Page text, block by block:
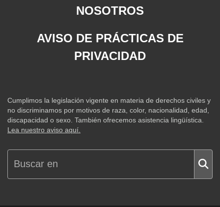
NOSOTROS
AVISO DE PRÁCTICAS DE
PRIVACIDAD
Cumplimos la legislación vigente en materia de derechos civiles y
no discriminamos por motivos de raza, color, nacionalidad, edad,
discapacidad o sexo. También ofrecemos asistencia lingüística.
Lea nuestro aviso aquí.